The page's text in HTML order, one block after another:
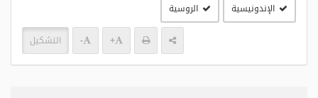
الإندونيسية الروسية
+
- التشكيل